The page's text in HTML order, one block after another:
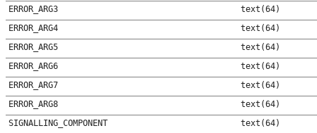
ERROR_ARG3
text(64)
ERROR_ARG4
text(64)
ERROR_ARG5
text(64)
ERROR_ARG6
text(64)
ERROR_ARG7
text(64)
ERROR_ARG8
text(64)
SIGNALLING_COMPONENT
text(64)